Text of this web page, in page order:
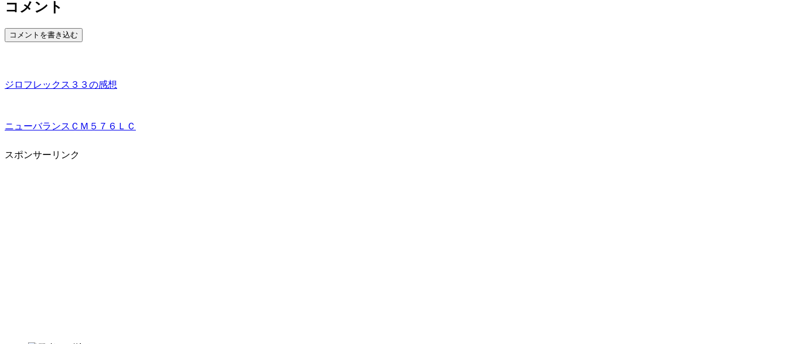
コメント
コメントを書き込む
ジロフレックス３３の感想
ニューバランスＣＭ５７６ＬＣ
スポンサーリンク